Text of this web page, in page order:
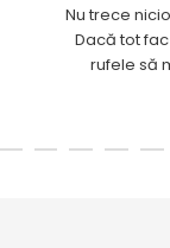
Nu trece
Dacă tot
rufele să